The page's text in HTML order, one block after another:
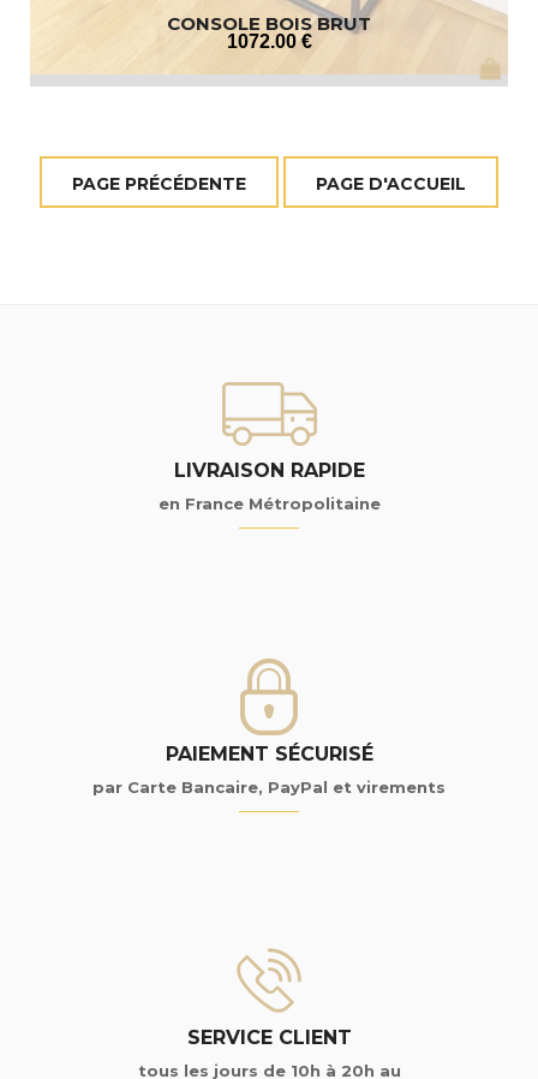
CONSOLE BOIS BRUT
1072.00 €
LIVRAISON RAPIDE
en France Métropolitaine
PAIEMENT SÉCURISÉ
par Carte Bancaire, PayPal et virements
SERVICE CLIENT
tous les jours de 10h à 20h au